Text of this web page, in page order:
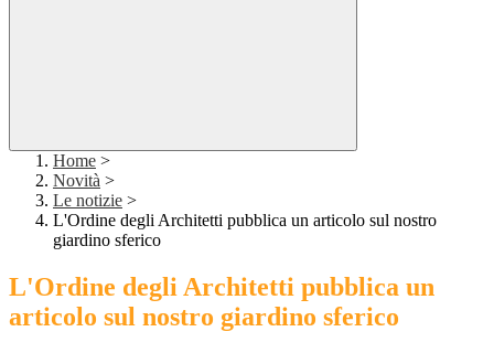
Home >
Novità >
Le notizie >
L'Ordine degli Architetti pubblica un articolo sul nostro
giardino sferico
L'Ordine degli Architetti pubblica un
articolo sul nostro giardino sferico